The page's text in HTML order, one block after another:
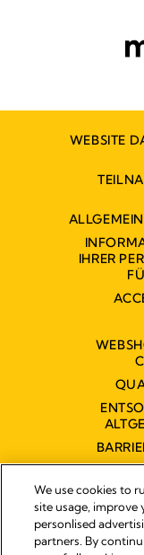
WEBSITE
IHRER
We use cookies to
site usage, improve
personlised
partners. By